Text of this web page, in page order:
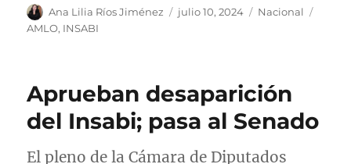
A
u
Ana Lilia Ríos Jiménez
P
c
d
e
julio 10, 2024
C
o
í
s
Nacional
a
AMLO, INSABI
Aprueban desaparición
del Insabi; pasa al Senado
El pleno de la Cámara de Diputados